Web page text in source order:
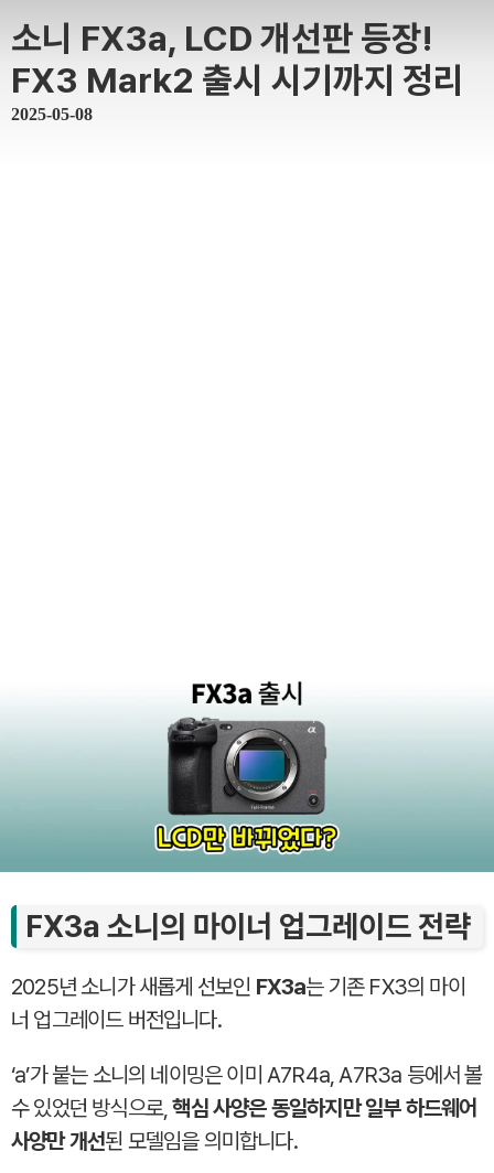
소니 FX3a, LCD 개선판 등장!
FX3 Mark2 출시 시기까지 정리
2025-05-08
FX3a 소니의 마이너 업그레이드 전략
2025년 소니가 새롭게 선보인 FX3a는 기존 FX3의 마이
너 업그레이드 버전입니다.
‘a’가 붙는 소니의 네이밍은 이미 A7R4a, A7R3a 등에서 볼
수 있었던 방식으로,핵심 사양은 동일하지만 일부 하드웨어
사양만 개선된 모델임을 의미합니다.